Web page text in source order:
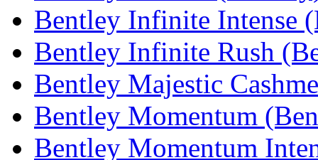
Bentley Infinite Intense
Bentley Infinite Rush
Bentley Majestic
Bentley Momentum
Bentley Momentum